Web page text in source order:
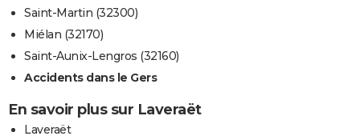
Saint-Martin (32300)
Miélan (32170)
Saint-Aunix-Lengros (32160)
Accidents dans le Gers
En savoir plus sur Laveraët
Laveraët